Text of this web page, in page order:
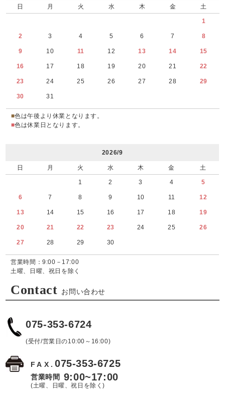
日 月 火 水 木 金 土
1
2 3 4 5 6 7 8
9 10 11 12 13 14 15
16 17 18 19 20 21 22
23 24 25 26 27 28 29
30 31
■色は午後より休業となります。
■色は休業日となります。
2026/9
日 月 火 水 木 金 土
1 2 3 4 5
6 7 8 9 10 11 12
13 14 15 16 17 18 19
20 21 22 23 24 25 26
27 28 29 30
営業時間：9:00－17:00
土曜、日曜、祝日を除く
Contact お問い合わせ
075-353-6724
(受付/営業日の10:00～16:00)
FAX.075-353-6725
営業時間 9:00~17:00
(土曜、日曜、祝日を除く)